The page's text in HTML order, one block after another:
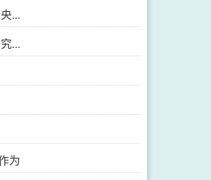
...
...
为